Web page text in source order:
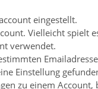
eingestellt.
Vielleicht spielt
verwendet.
Einstellung
zu einem